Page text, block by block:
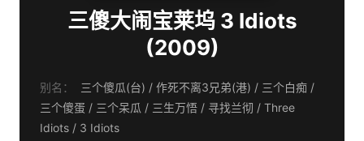
三傻大闹宝莱坞 3 Idiots
(2009)
别名：
三个傻瓜(台) / 作死不离3兄弟(港) / 三个白痴 /
三个傻蛋 / 三个呆瓜 / 三生万悟 / 寻找兰彻 / Three
Idiots / 3 Idiots